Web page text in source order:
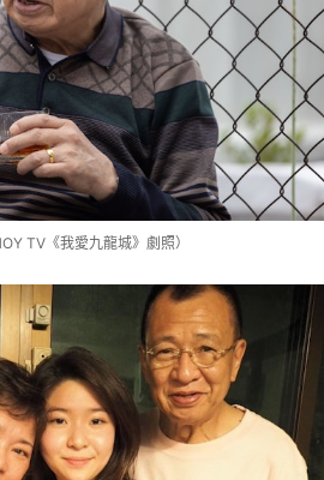
TV《我愛九龍城》劇照）